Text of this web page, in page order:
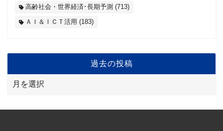
高齢社会・世界経済･長期予測 (713)
ＡＩ＆ＩＣＴ活用 (183)
過去の投稿